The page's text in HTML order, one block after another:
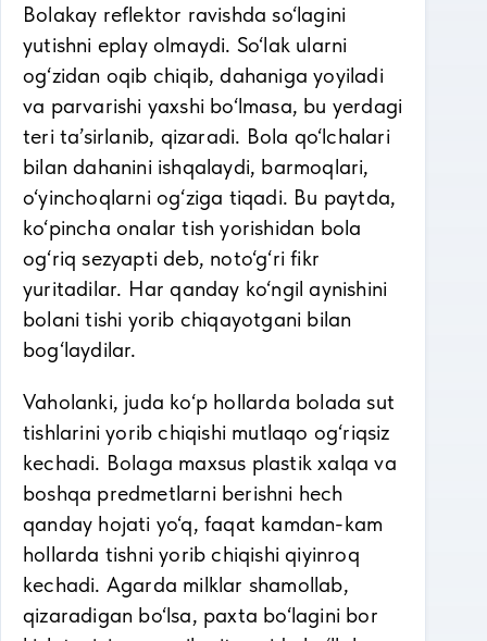
Bolakay reflektor ravishda so‘lagini
yutishni eplay olmaydi. So‘lak ularni
og‘zidan oqib chiqib, dahaniga yoyiladi
va parvarishi yaxshi bo‘lmasa, bu yerdagi
teri ta’sirlanib, qizaradi. Bola qo‘lchalari
bilan dahanini ishqalaydi, barmoqlari,
o‘yinchoqlarni og‘ziga tiqadi. Bu paytda,
ko‘pincha onalar tish yorishidan bola
og‘riq sezyapti deb, noto‘g‘ri fikr
yuritadilar. Har qanday ko‘ngil aynishini
bolani tishi yorib chiqayotgani bilan
bog‘laydilar.
Vaholanki, juda ko‘p hollarda bolada sut
tishlarini yorib chiqishi mutlaqo og‘riqsiz
kechadi. Bolaga maxsus plastik xalqa va
boshqa predmetlarni berishni hech
qanday hojati yo‘q, faqat kamdan-kam
hollarda tishni yorib chiqishi qiyinroq
kechadi. Agarda milklar shamollab,
qizaradigan bo‘lsa, paxta bo‘lagini bor